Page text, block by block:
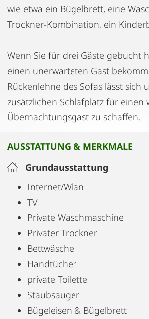
wie etwa ein Bügelbrett, eine
Trockner-Kombination, ein
Wenn Sie für drei Gäste gebucht
einen unerwarteten Gast
Rückenlehne des Sofas lässt sich
zusätzlichen Schlafplatz für einen
Übernachtungsgast zu schaffen.
AUSSTATTUNG & MERKMALE
Grundausstattung
Internet/Wlan
TV
Private Waschmaschine
Privater Trockner
Bettwäsche
Handtücher
private Toilette
Staubsauger
Bügeleisen & Bügelbrett